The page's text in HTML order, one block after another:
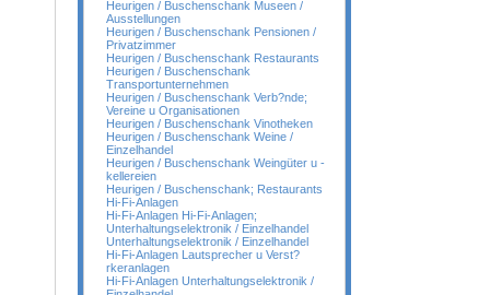
Heurigen / Buschenschank Museen /
Ausstellungen
Heurigen / Buschenschank Pensionen /
Privatzimmer
Heurigen / Buschenschank Restaurants
Heurigen / Buschenschank
Transportunternehmen
Heurigen / Buschenschank Verb?nde;
Vereine u Organisationen
Heurigen / Buschenschank Vinotheken
Heurigen / Buschenschank Weine /
Einzelhandel
Heurigen / Buschenschank Weingüter u -
kellereien
Heurigen / Buschenschank; Restaurants
Hi-Fi-Anlagen
Hi-Fi-Anlagen Hi-Fi-Anlagen;
Unterhaltungselektronik / Einzelhandel
Unterhaltungselektronik / Einzelhandel
Hi-Fi-Anlagen Lautsprecher u Verst?
rkeranlagen
Hi-Fi-Anlagen Unterhaltungselektronik /